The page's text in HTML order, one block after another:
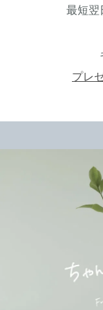
最短翌
プレ